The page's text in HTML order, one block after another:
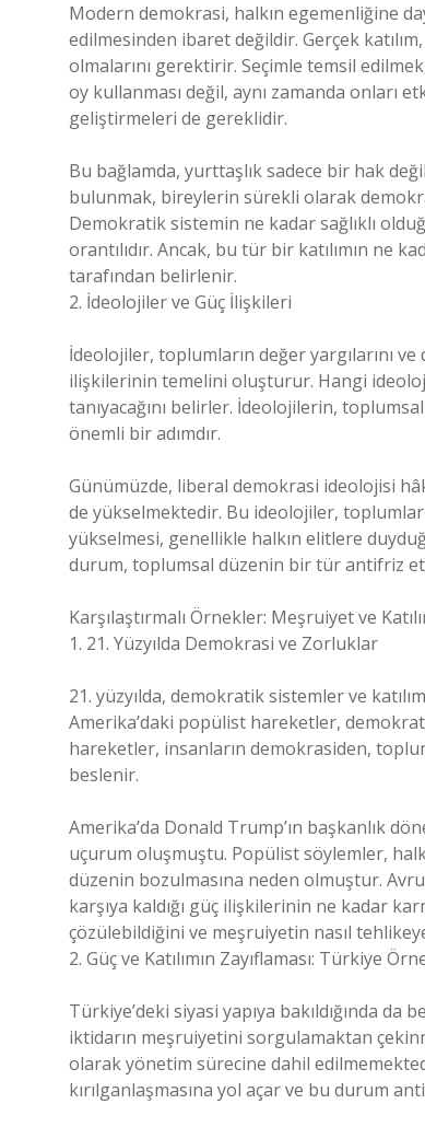
Modern demokrasi, halkın egemenliğine
edilmesinden ibaret değildir. Gerçek
olmalarını gerektirir. Seçimle temsil
oy kullanması değil, aynı zamanda onları
geliştirmeleri de gereklidir.
Bu bağlamda, yurttaşlık sadece bir hak
bulunmak, bireylerin sürekli olarak
Demokratik sistemin ne kadar sağlıklı
orantılıdır. Ancak, bu tür bir katılımın ne
tarafından belirlenir.
2. İdeolojiler ve Güç İlişkileri
İdeolojiler, toplumların değer yargılarını
ilişkilerinin temelini oluşturur. Hangi
tanıyacağını belirler. İdeolojilerin,
önemli bir adımdır.
Günümüzde, liberal demokrasi ideolojisi
de yükselmektedir. Bu ideolojiler,
yükselmesi, genellikle halkın elitlere
durum, toplumsal düzenin bir tür antifriz
Karşılaştırmalı Örnekler: Meşruiyet ve
1. 21. Yüzyılda Demokrasi ve Zorluklar
21. yüzyılda, demokratik sistemler ve
Amerika’daki popülist hareketler,
hareketler, insanların demokrasiden,
beslenir.
Amerika’da Donald Trump’ın başkanlık
uçurum oluşmuştu. Popülist söylemler,
düzenin bozulmasına neden olmuştur.
karşıya kaldığı güç ilişkilerinin ne kadar
çözülebildiğini ve meşruiyetin nasıl
2. Güç ve Katılımın Zayıflaması: Türkiye
Türkiye’deki siyasi yapıya bakıldığında
iktidarın meşruiyetini sorgulamaktan
olarak yönetim sürecine dahil
kırılganlaşmasına yol açar ve bu durum